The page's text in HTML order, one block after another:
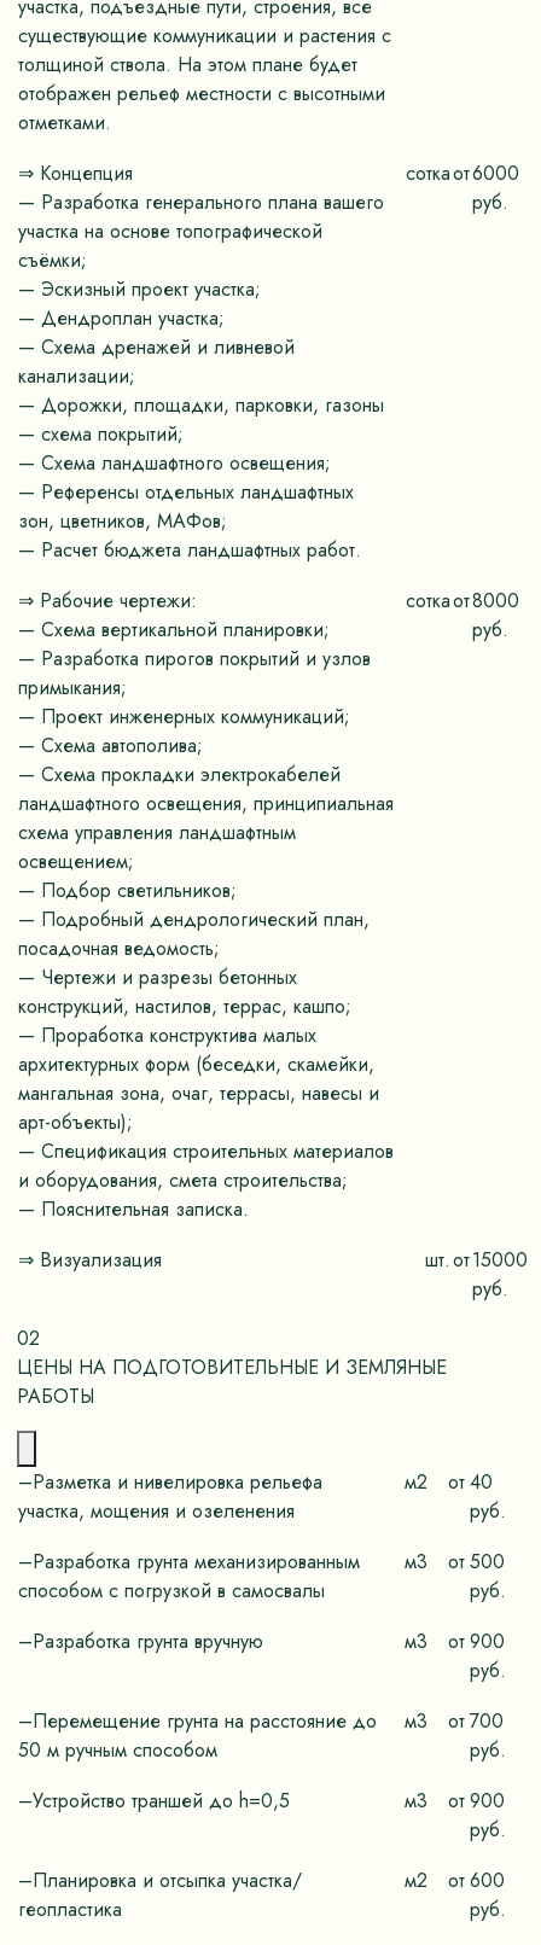
участка, подъездные пути, строения, все
существующие коммуникации и растения с
толщиной ствола. На этом плане будет
отображен рельеф местности с высотными
отметками.
⇒ Концепция
— Разработка генерального плана вашего
участка на основе топографической
съёмки;
— Эскизный проект участка;
— Дендроплан участка;
— Схема дренажей и ливневой
канализации;
— Дорожки, площадки, парковки, газоны
— схема покрытий;
— Схема ландшафтного освещения;
— Референсы отдельных ландшафтных
зон, цветников, МАФов;
— Расчет бюджета ландшафтных работ.
соткаот6000
руб.
⇒ Рабочие чертежи:
— Схема вертикальной планировки;
— Разработка пирогов покрытий и узлов
примыкания;
— Проект инженерных коммуникаций;
— Схема автополива;
— Схема прокладки электрокабелей
ландшафтного освещения, принципиальная
схема управления ландшафтным
освещением;
— Подбор светильников;
— Подробный дендрологический план,
посадочная ведомость;
— Чертежи и разрезы бетонных
конструкций, настилов, террас, кашпо;
— Проработка конструктива малых
архитектурных форм (беседки, скамейки,
мангальная зона, очаг, террасы, навесы и
арт-объекты);
— Спецификация строительных материалов
и оборудования, смета строительства;
— Пояснительная записка.
соткаот8000
руб.
⇒ Визуализация шт.от15000
руб.
02
ЦЕНЫ НА ПОДГОТОВИТЕЛЬНЫЕ И ЗЕМЛЯНЫЕ
РАБОТЫ
–Разметка и нивелировка рельефа
участка, мощения и озеленения
м2 от40
руб.
–Разработка грунта механизированным
способом с погрузкой в самосвалы
м3 от500
руб.
–Разработка грунта вручную
м3 от900
руб.
–Перемещение грунта на расстояние до
50 м ручным способом
м3 от700
руб.
–Устройство траншей до h=0,5
м3 от900
руб.
–Планировка и отсыпка участка/
геопластика
м2 от600
руб.